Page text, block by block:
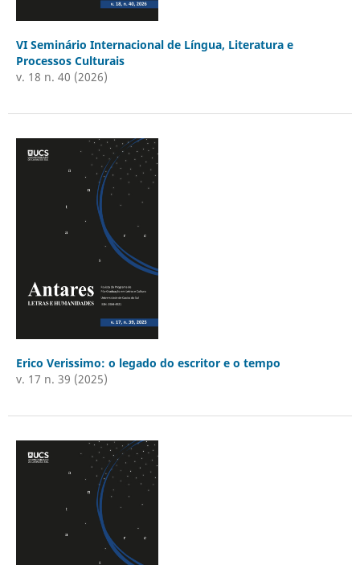
VI Seminário Internacional de Língua, Literatura e
Processos Culturais
v. 18 n. 40 (2026)
Erico Verissimo: o legado do escritor e o tempo
v. 17 n. 39 (2025)